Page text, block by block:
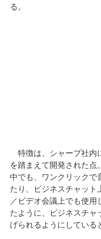
る。
特徴は、シャープ社内
を踏まえて開発された点
中でも、ワンクリックで
たり、ビジネスチャット
／ビデオ会議上でも使
たように、ビジネスチャ
げられるようにしている